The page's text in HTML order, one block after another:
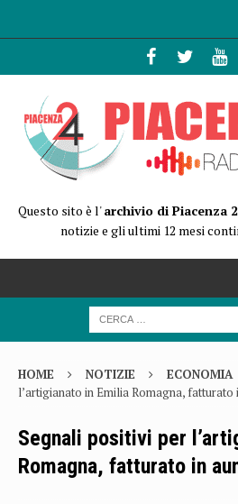
Questo sito è l'archivio di Piacenza
notizie e gli ultimi 12 mesi
HOME NOTIZIE ECONOMIA
l’artigianato in Emilia Romagna, fatturato
Segnali positivi per
Romagna, fatturato in